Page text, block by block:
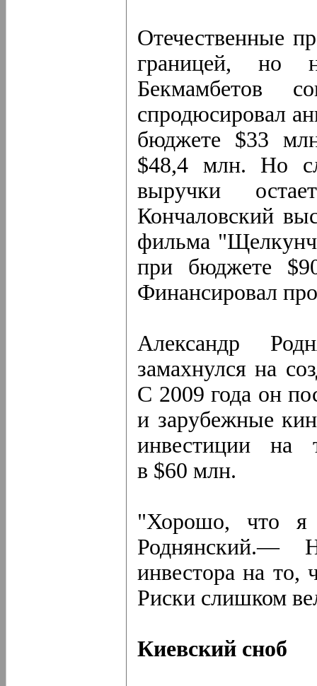
Отечественные
границей, но
Бекмамбетов
спродюсировал
бюджете $33
$48,4 млн. Но
выручки
Кончаловский
фильма
при бюджете
Финансировал
Александр
замахнулся на
С 2009 года он
и зарубежные
инвестиции на
в $60 млн.
"Хорошо, что я
Роднянский.—
инвестора на то,
Риски слишком
Киевский сноб